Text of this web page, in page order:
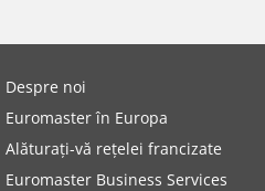
Despre noi
Euromaster în Europa
Alăturați-vă rețelei francizate
Euromaster Business Services